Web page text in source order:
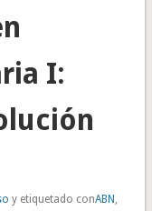
I:
y etiquetado conABN ,